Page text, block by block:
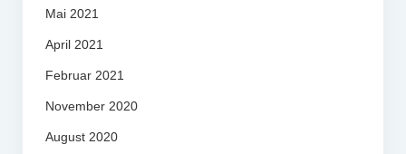
Mai 2021
April 2021
Februar 2021
November 2020
August 2020